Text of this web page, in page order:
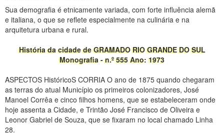
Sua demografia é etnicamente variada, com forte influência alemã
e italiana, o que se reflete especialmente na culinária e na
arquitetura urbana e rural.
História da cidade de GRAMADO RIO GRANDE DO SUL
Monografia - n.º 555 Ano: 1973
ASPECTOS HistóricoS CORRIA O ano de 1875 quando chegaram
as terras do atual Município os primeiros colonizadores, José
Manoel Corrêa e cinco filhos homens, que se estabeleceram onde
hoje assenta a Cidade, e Trintão José Francisco de Oliveira e
Leonor Gabriel de Souza, que se fixaram no local chamado Linha
28.